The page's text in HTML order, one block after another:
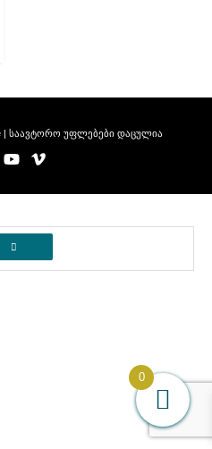
| საავტორო უფლებები დაცულია
0